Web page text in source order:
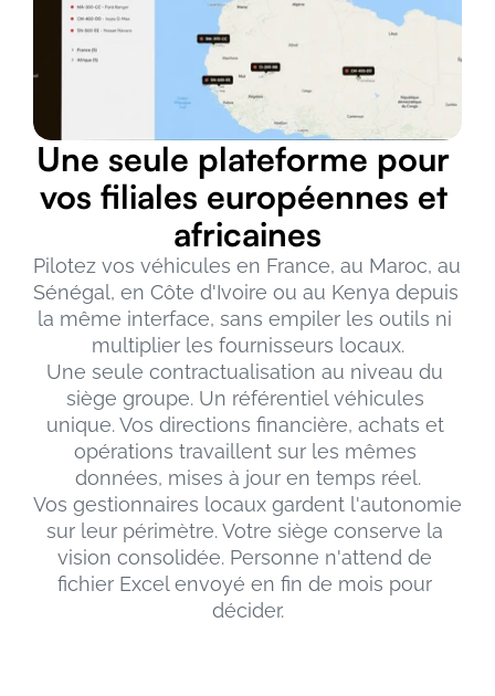
Une seule plateforme pour
vos filiales européennes et
africaines
Pilotez vos véhicules en France, au Maroc, au
Sénégal, en Côte d'Ivoire ou au Kenya depuis
la même interface, sans empiler les outils ni
multiplier les fournisseurs locaux.
Une seule contractualisation au niveau du
siège groupe. Un référentiel véhicules
unique. Vos directions financière, achats et
opérations travaillent sur les mêmes
données, mises à jour en temps réel.
Vos gestionnaires locaux gardent l'autonomie
sur leur périmètre. Votre siège conserve la
vision consolidée. Personne n'attend de
fichier Excel envoyé en fin de mois pour
décider.